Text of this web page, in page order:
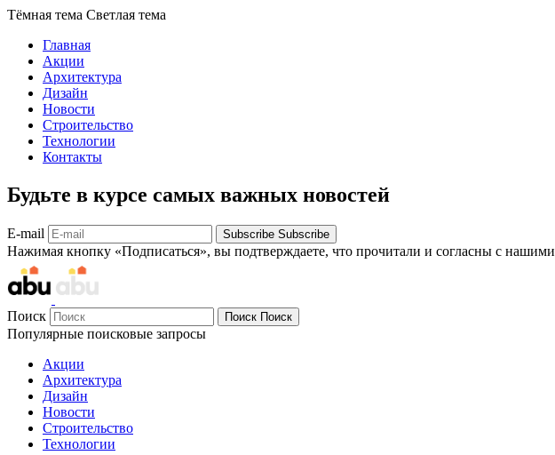
Тёмная тема Светлая тема
Главная
Акции
Архитектура
Дизайн
Новости
Строительство
Технологии
Контакты
Будьте в курсе самых важных новостей
E-mail Subscribe Subscribe
Нажимая кнопку «Подписаться», вы подтверждаете, что прочитали и согласны с нашими
Поиск Поиск Поиск
Популярные поисковые запросы
Акции
Архитектура
Дизайн
Новости
Строительство
Технологии